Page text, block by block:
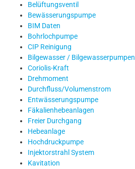
Belüftungsventil
Bewässerungspumpe
BIM Daten
Bohrlochpumpe
CIP Reinigung
Bilgewasser / Bilgewasserpumpen
Coriolis-Kraft
Drehmoment
Durchfluss/Volumenstrom
Entwässerungspumpe
Fäkalienhebeanlagen
Freier Durchgang
Hebeanlage
Hochdruckpumpe
Injektorstrahl System
Kavitation